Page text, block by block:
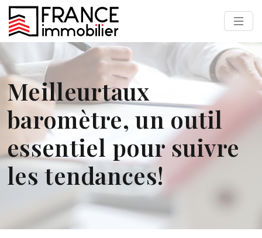
Meilleurtaux
baromètre, un outil
essentiel pour suivre
les tendances!